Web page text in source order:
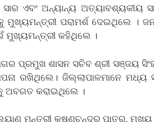
ଏବଂ ଅନ୍ୟାନ୍ୟ ଅତ୍ୟାବଶ୍ୟକୀୟ
ମୁଖ୍ୟମନ୍ତ୍ରୀ ପରାମର୍ଶ ଦେଇଥିଲେ ।
ମୁଖ୍ୟମନ୍ତ୍ରୀ କହିଥିଲେ ।
ପ୍ରମୁଖ ଶାସନ ସଚିବ ଶ୍ରୀ ସଞ୍ଜୟ
ରଖିଥିଲେ। ଜିଲ୍ଲାପାଳମାନେ
ଅବଗତ କରାଇଥିଲେ ।
ମନ୍ତ୍ରୀ କୃଷ୍ଣଚନ୍ଦ୍ର ପାତ୍ର,